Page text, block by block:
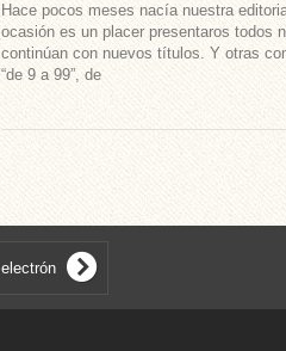
Hace pocos meses nacía nuestra
ocasión es un placer presentaros todos
continúan con nuevos títulos. Y otras
“de 9 a 99”, de